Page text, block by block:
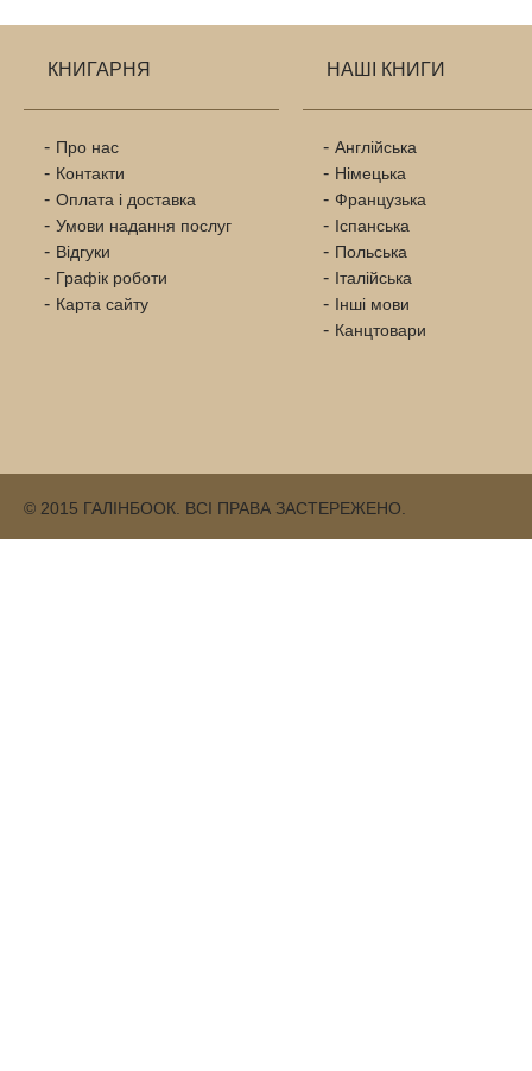
КНИГАРНЯ
Про нас
Контакти
Оплата і доставка
Умови надання послуг
Відгуки
Графік роботи
Карта сайту
НАШІ КНИГИ
Англійська
Німецька
Французька
Іспанська
Польська
Італійська
Інші мови
Канцтовари
© 2015 ГАЛІНБООК. ВСІ ПРАВА ЗАСТЕРЕЖЕНО.